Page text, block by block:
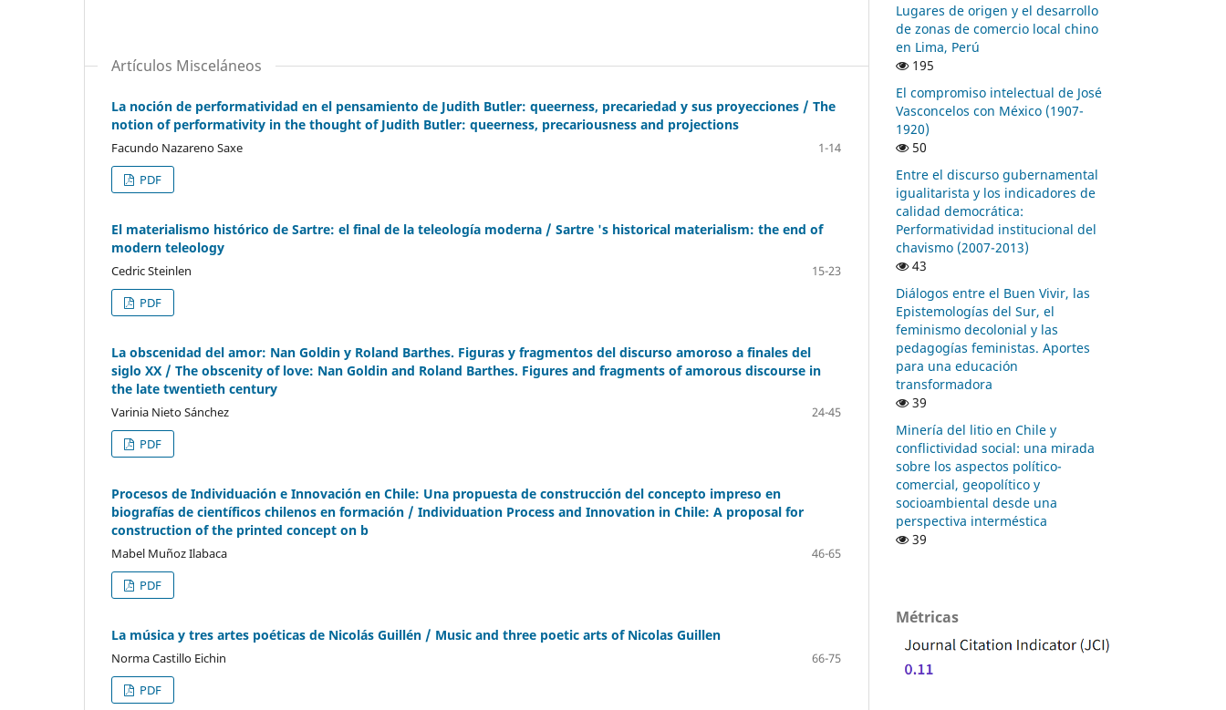
Artículos Misceláneos
La noción de performatividad en el pensamiento de Judith Butler: queerness, precariedad y sus proyecciones / The
notion of performativity in the thought of Judith Butler: queerness, precariousness and projections
Facundo Nazareno Saxe
1-14
PDF
El materialismo histórico de Sartre: el final de la teleología moderna / Sartre 's historical materialism: the end of
modern teleology
Cedric Steinlen
15-23
PDF
La obscenidad del amor: Nan Goldin y Roland Barthes. Figuras y fragmentos del discurso amoroso a finales del
siglo XX / The obscenity of love: Nan Goldin and Roland Barthes. Figures and fragments of amorous discourse in
the late twentieth century
Varinia Nieto Sánchez
24-45
PDF
Procesos de Individuación e Innovación en Chile: Una propuesta de construcción del concepto impreso en
biografías de científicos chilenos en formación / Individuation Process and Innovation in Chile: A proposal for
construction of the printed concept on b
Mabel Muñoz Ilabaca
46-65
PDF
La música y tres artes poéticas de Nicolás Guillén / Music and three poetic arts of Nicolas Guillen
Norma Castillo Eichin
66-75
PDF
Lugares de origen y el desarrollo
de zonas de comercio local chino
en Lima, Perú
195
El compromiso intelectual de José
Vasconcelos con México (1907-
1920)
50
Entre el discurso gubernamental
igualitarista y los indicadores de
calidad democrática:
Performatividad institucional del
chavismo (2007-2013)
43
Diálogos entre el Buen Vivir, las
Epistemologías del Sur, el
feminismo decolonial y las
pedagogías feministas. Aportes
para una educación
transformadora
39
Minería del litio en Chile y
conflictividad social: una mirada
sobre los aspectos político-
comercial, geopolítico y
socioambiental desde una
perspectiva interméstica
39
Métricas